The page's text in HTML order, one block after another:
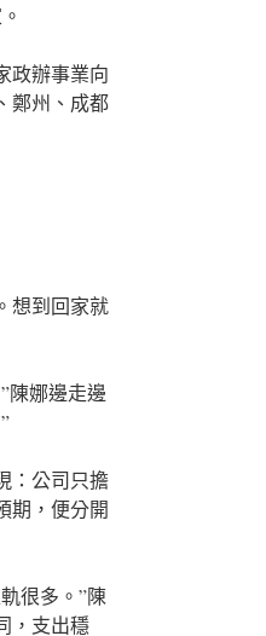
政辦事業向
鄭州、成都
想到回家就
陳娜邊走邊
：公司只擔
期，便分開
很多。”陳
，支出穩